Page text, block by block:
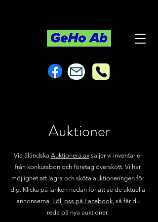
Auktioner
Via åländska Auktionera.axsäljer vi inventarier
från konkursbon och företag överskott. Vi har
möjlighet att lagra och sköta auktioneringen för
dig. Klicka på länken nedan för att se de aktuella
annonserna. Följ oss på Facebook, så får du
reda på nya auktioner.